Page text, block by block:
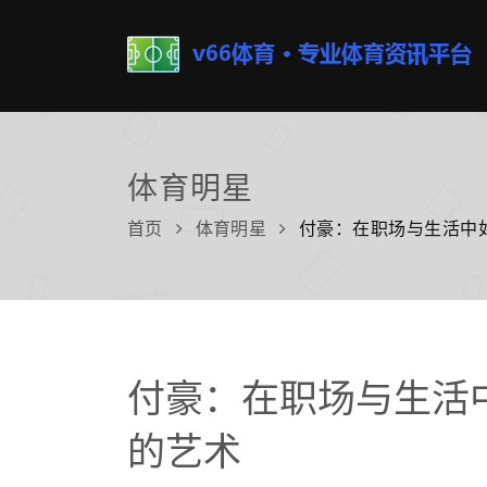
体育明星
首页 体育明星 付豪：在职场与生活中
付豪：在职场与生
的艺术